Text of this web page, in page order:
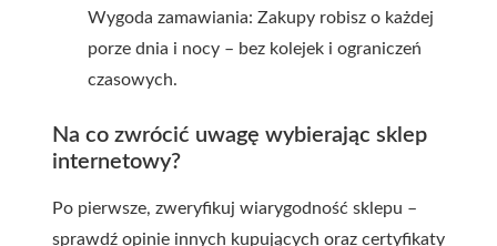
Wygoda zamawiania: Zakupy robisz o każdej
porze dnia i nocy – bez kolejek i ograniczeń
czasowych.
Na co zwrócić uwagę wybierając sklep
internetowy?
Po pierwsze, zweryfikuj wiarygodność sklepu –
sprawdź opinie innych kupujących oraz certyfikaty